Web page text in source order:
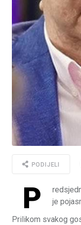
PODIJELI
P
je
Prilikom svakog